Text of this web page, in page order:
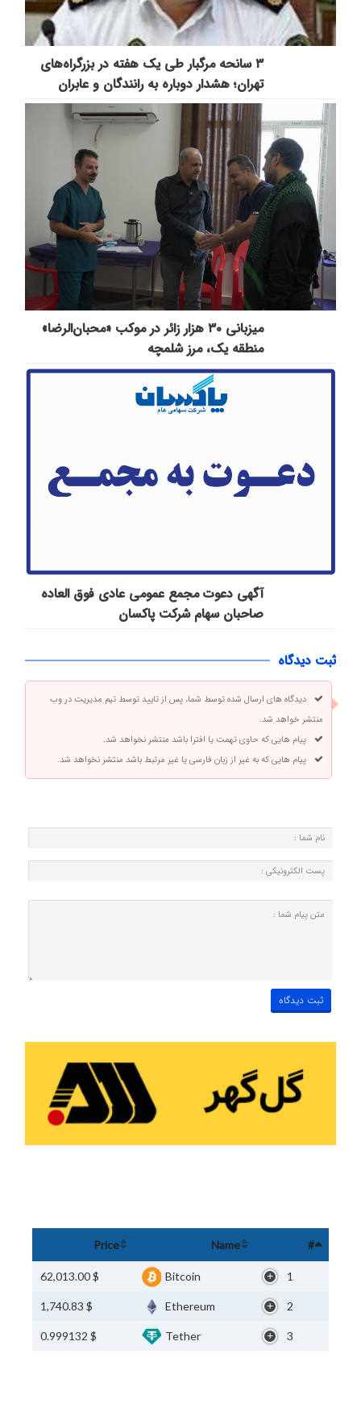
۳ سانحه مرگبار طی یک هفته در بزرگراه‌های
تهران؛ هشدار دوباره به رانندگان و عابران
میزبانی ۳۰ هزار زائر در موکب «محبان‌الرضا»
منطقه یک، مرز شلمچه
آگهی دعوت مجمع عمومی عادی فوق العاده
صاحبان سهام شرکت پاكسان
ثبت دیدگاه
دیدگاه های ارسال شده توسط شما، پس از تایید توسط تیم مدیریت در وب
منتشر خواهد شد.
پیام هایی که حاوی تهمت یا افترا باشد منتشر نخواهد شد.
پیام هایی که به غیر از زبان فارسی یا غیر مرتبط باشد منتشر نخواهد شد.
#
Name
Price
1
Bitcoin
$ 62,013.00
2
Ethereum
$ 1,740.83
3
Tether
$ 0.999132